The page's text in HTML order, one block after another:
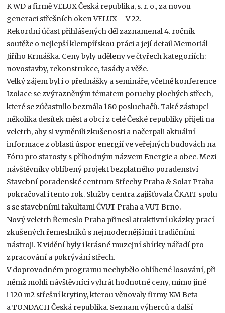
K WD a firmě VELUX Česká republika, s. r. o., za novou
generaci střešních oken VELUX – V 22.
Rekordní účast přihlášených děl zaznamenal 4. ročník
soutěže o nejlepší klempířskou práci a její detail Memoriál
Jiřího Krmáška. Ceny byly uděleny ve čtyřech kategoriích:
novostavby, rekonstrukce, fasády a věže.
Velký zájem byl i o přednášky a semináře, včetně konference
Izolace se zvýrazněným tématem poruchy plochých střech,
které se zúčastnilo bezmála 180 posluchačů. Také zástupci
několika desítek měst a obcí z celé České republiky přijeli na
veletrh, aby si vyměnili zkušenosti a načerpali aktuální
informace z oblasti úspor energií ve veřejných budovách na
Fóru pro starosty s příhodným názvem Energie a obec. Mezi
návštěvníky oblíbený projekt bezplatného poradenství
Stavební poradenské centrum Střechy Praha & Solar Praha
pokračoval i tento rok. Služby centra zajišťovala ČKAIT spolu
s se stavebními fakultami ČVUT Praha a VUT Brno.
Nový veletrh Řemeslo Praha přinesl atraktivní ukázky prací
zkušených řemeslníků s nejmodernějšími i tradičními
nástroji. K vidění byly i krásné muzejní sbírky nářadí pro
zpracování a pokrývání střech.
V doprovodném programu nechybělo oblíbené losování, při
němž mohli návštěvníci vyhrát hodnotné ceny, mimo jiné
i 120 m2 střešní krytiny, kterou věnovaly firmy KM Beta
a TONDACH Česká republika. Seznam výherců a další